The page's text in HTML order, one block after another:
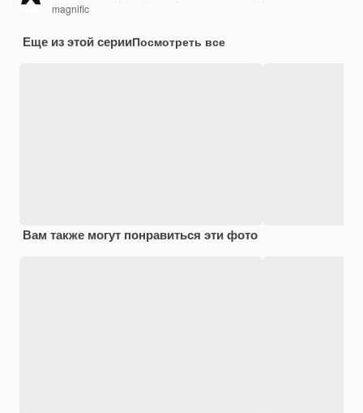
magnific
Еще из этой серииПосмотреть все
Вам также могут понравиться эти фото